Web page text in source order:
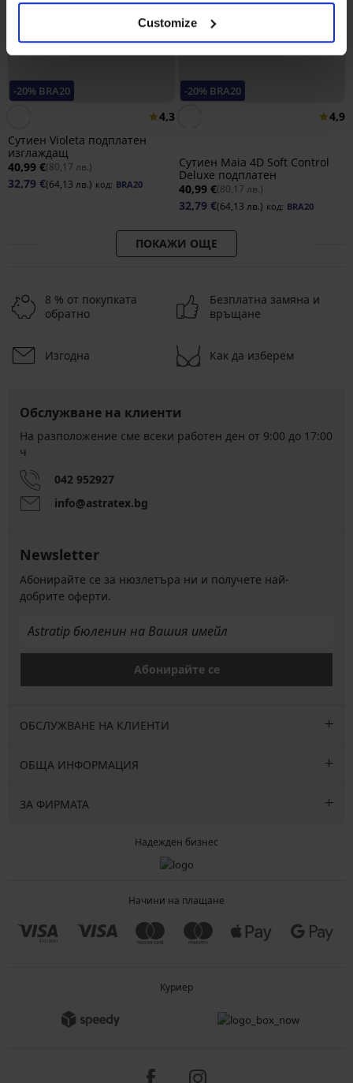
Customize
-20% BRA20
4,3
Сутиен Violeta подплатен
изглаждащ
40,99 €(80,17 лв.)
32,79 €(64,13 лв.) код: BRA20
-20% BRA20
4,9
Сутиен Maia 4D Soft Control
Deluxe подплатен
40,99 €(80,17 лв.)
32,79 €(64,13 лв.) код: BRA20
ПОКАЖИ ОЩЕ
8 % от покупката
обратно
Безплатна замяна и
връщане
Изгодна Как да изберем
Обслужване на клиенти
На разположение сме всеки работен ден от 9:00 до 17:00
ч
042 952927
info@astratex.bg
Newsletter
Абонирайте се за нюзлетъра ни и получете най-
добрите оферти.
Абонирайте се
ОБСЛУЖВАНЕ НА КЛИЕНТИ
ОБЩА ИНФОРМАЦИЯ
ЗА ФИРМАТА
Надежден бизнес
Начини на плащане
Куриер